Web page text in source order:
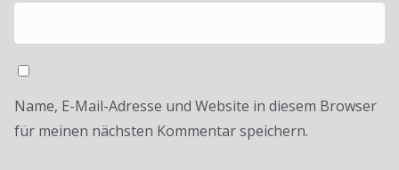
Name, E-Mail-Adresse und Website in diesem Browser
für meinen nächsten Kommentar speichern.